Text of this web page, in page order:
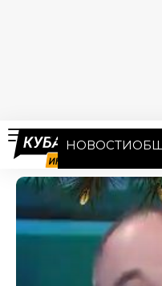
НОВОСТИ